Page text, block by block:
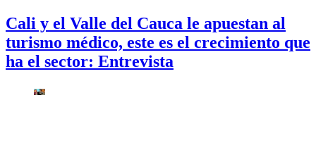
Cali y el Valle del Cauca le apuestan al
turismo médico, este es el crecimiento que
ha el sector: Entrevista